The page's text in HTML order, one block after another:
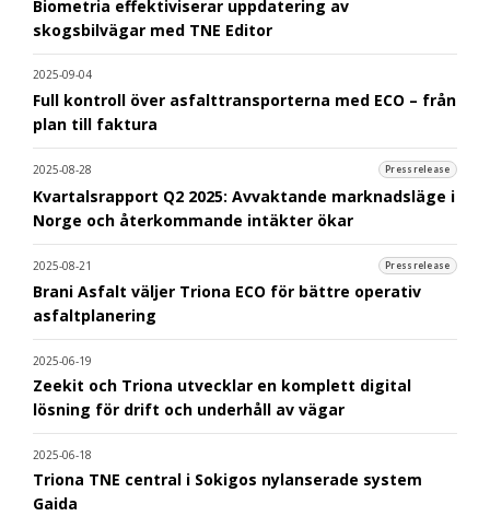
Biometria effektiviserar uppdatering av
skogsbilvägar med TNE Editor
2025-09-04
Full kontroll över asfalttransporterna med ECO – från
plan till faktura
2025-08-28 Pressrelease
Kvartalsrapport Q2 2025: Avvaktande marknadsläge i
Norge och återkommande intäkter ökar
2025-08-21 Pressrelease
Brani Asfalt väljer Triona ECO för bättre operativ
asfaltplanering
2025-06-19
Zeekit och Triona utvecklar en komplett digital
lösning för drift och underhåll av vägar
2025-06-18
Triona TNE central i Sokigos nylanserade system
Gaida